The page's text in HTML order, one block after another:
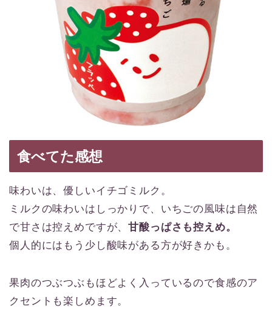
食べてた感想
味わいは、優しいイチゴミルク。
ミルクの味わいはしっかりで、いちごの風味は自然
で甘さは控えめですが、甘酸っぱさも控えめ。
個人的にはもう少し酸味がある方が好きかも。
果肉のつぶつぶもほどよく入っているので食感のア
クセントも楽しめます。